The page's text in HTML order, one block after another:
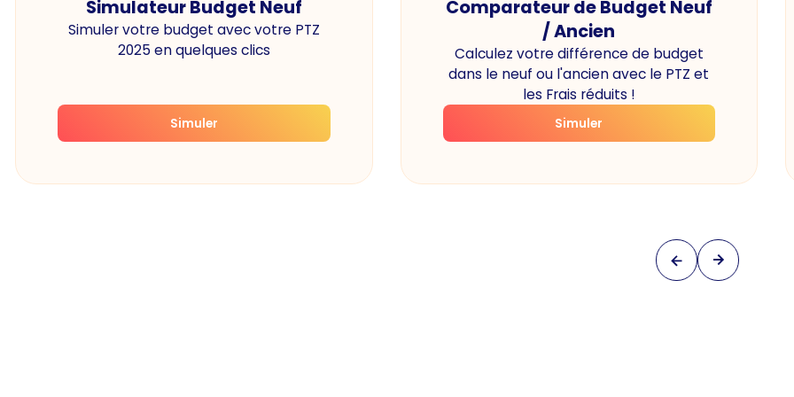
Simulateur Budget Neuf
Simuler votre budget avec votre PTZ
2025 en quelques clics
Simuler
Comparateur de Budget Neuf
/ Ancien
Calculez votre différence de budget
dans le neuf ou l'ancien avec le PTZ et
les Frais réduits !
Simuler